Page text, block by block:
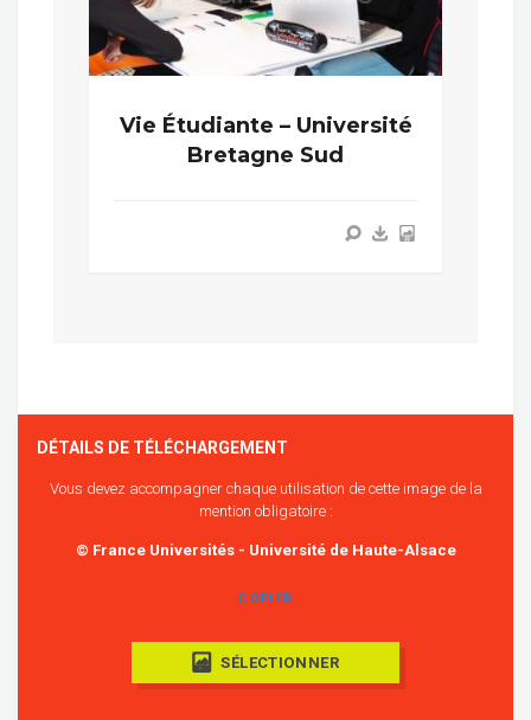
Vie Étudiante – Université
Bretagne Sud
DÉTAILS DE TÉLÉCHARGEMENT
Vous devez accompagner chaque utilisation de cette image de la
mention obligatoire :
© France Universités - Université de Haute-Alsace
COPIER
SÉLECTIONNER